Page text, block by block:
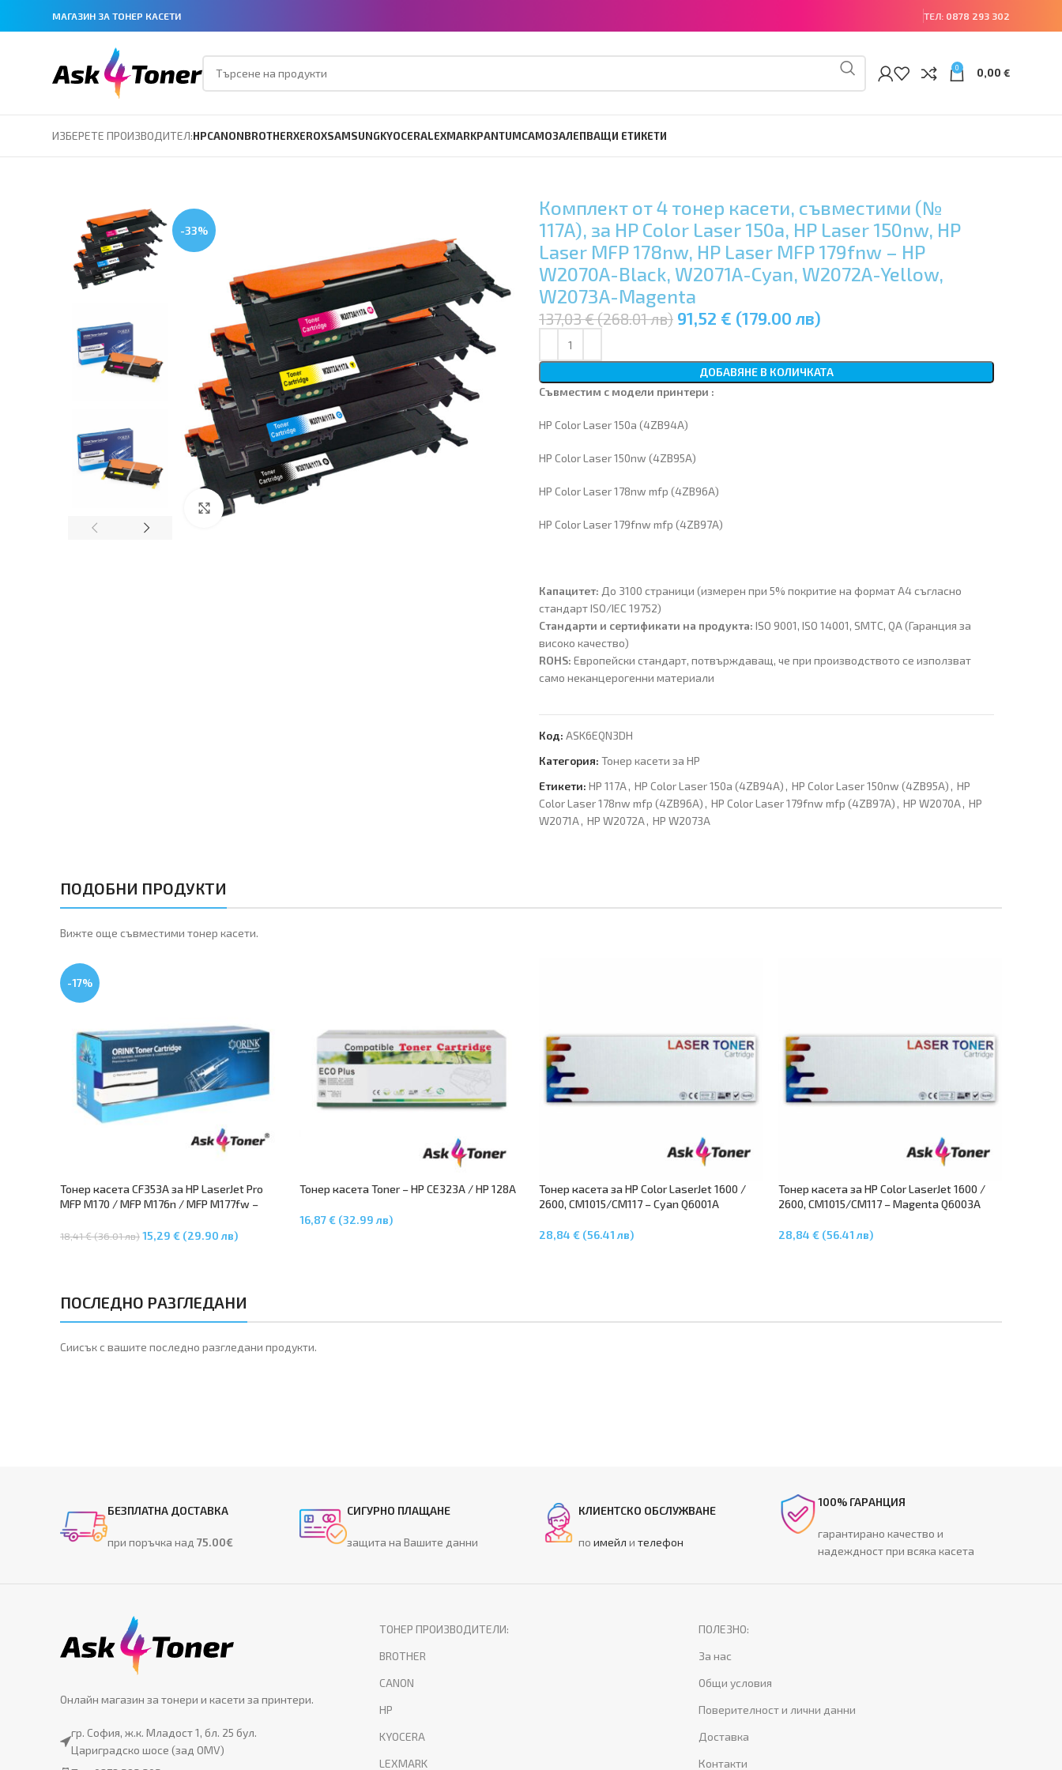
МАГАЗИН ЗА ТОНЕР КАСЕТИ ТЕЛ: 0878 293 302
0 0,00 €
ИЗБЕРЕТЕ ПРОИЗВОДИТЕЛ:HPCANONBROTHERXEROXSAMSUNGKYOCERALEXMARKPANTUMСАМОЗАЛЕПВАЩИ ЕТИКЕТИ
-33%
Увеличи
Комплект от 4 тонер касети, съвместими (№
117A), за HP Color Laser 150a, HP Laser 150nw, HP
Laser MFP 178nw, HP Laser MFP 179fnw – HP
W2070A-Black, W2071A-Cyan, W2072A-Yellow,
W2073A-Magenta
137,03 € (268.01 лв) 91,52 € (179.00 лв)
ДОБАВЯНЕ В КОЛИЧКАТА
Съвместим с модели принтери :
HP Color Laser 150a (4ZB94A)
HP Color Laser 150nw (4ZB95A)
HP Color Laser 178nw mfp (4ZB96A)
HP Color Laser 179fnw mfp (4ZB97A)
Капацитет: До 3100 страници (измерен при 5% покритие на формат A4 съгласно
стандарт ISO/IEC 19752)
Стандарти и сертификати на продукта: ISO 9001, ISO 14001, SMTC, QA (Гаранция за
високо качество)
ROHS: Европейски стандарт, потвърждаващ, че при производството се използват
само неканцерогенни материали
Код: ASK6EQN3DH
Категория: Тонер касети за HP
Етикети: HP 117A, HP Color Laser 150a (4ZB94A) , HP Color Laser 150nw (4ZB95A) , HP
Color Laser 178nw mfp (4ZB96A) , HP Color Laser 179fnw mfp (4ZB97A) , HP W2070A, HP
W2071A, HP W2072A, HP W2073A
ПОДОБНИ ПРОДУКТИ
Вижте още съвместими тонер касети.
-17%
Тонер касета CF353A за HP LaserJet Pro
MFP M170 / MFP M176n / MFP M177fw –
18,41 € (36.01 лв)15,29 € (29.90 лв)
Тонер касета Toner – HP CE323A / HP 128A
16,87 € (32.99 лв)
Тонер касета за HP Color LaserJet 1600 /
2600, CM1015/CM117 – Cyan Q6001A
28,84 € (56.41 лв)
Тонер касета за HP Color LaserJet 1600 /
2600, CM1015/CM117 – Magenta Q6003A
28,84 € (56.41 лв)
ПОСЛЕДНО РАЗГЛЕДАНИ
Сиисък с вашите последно разгледани продукти.
БЕЗПЛАТНА ДОСТАВКА
при поръчка над 75.00€
СИГУРНО ПЛАЩАНЕ
защита на Вашите данни
КЛИЕНТСКО ОБСЛУЖВАНЕ
по имейл и телефон
100% ГАРАНЦИЯ
гарантирано качество и
надеждност при всяка касета
Онлайн магазин за тонери и касети за принтери.
гр. София, ж.к. Младост 1, бл. 25 бул.
Цариградско шосе (зад OMV)
ТОНЕР ПРОИЗВОДИТЕЛИ:
BROTHER
CANON
HP
KYOCERA
LEXMARK
ПОЛЕЗНО:
За нас
Общи условия
Поверителност и лични данни
Доставка
Контакти